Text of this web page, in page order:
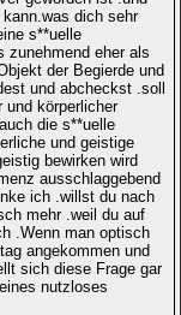
dich sehr
s**uelle
zunehmend eher als
der Begierde und
und abcheckst .soll
und körperlicher
die s**uelle
und geistige
bewirken wird
ausschlaggebend
ich .willst du nach
mehr .weil du auf
.Wenn man optisch
angekommen und
sich diese Frage gar
nutzloses